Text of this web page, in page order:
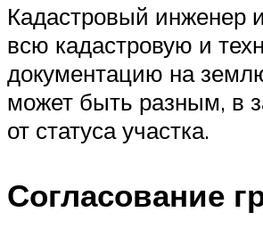
Кадастровый инженер
всю кадастровую и
документацию на
может быть разным, в
от статуса участка.
Согласование